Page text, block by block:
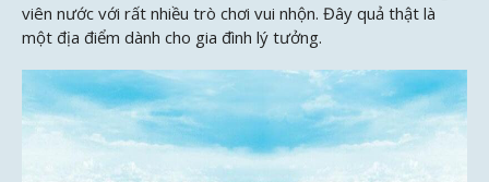
viên nước với rất nhiều trò chơi vui nhộn. Đây quả thật là
một địa điểm dành cho gia đình lý tưởng.